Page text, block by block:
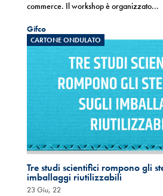
commerce. Il workshop è organizzato...
Gifco
CARTONE ONDULATO
Tre studi scientifici rompono gli
imballaggi riutilizzabili
23 Giu, 22